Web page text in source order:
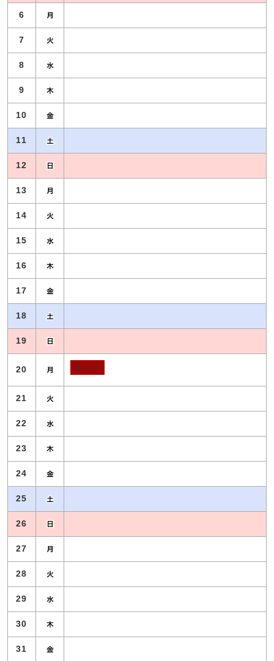
6
7
8
9
10
11
12
13
14
15
16
17
18
19
20 海の日
21
22
23
24
25
26
27
28
29
30
31